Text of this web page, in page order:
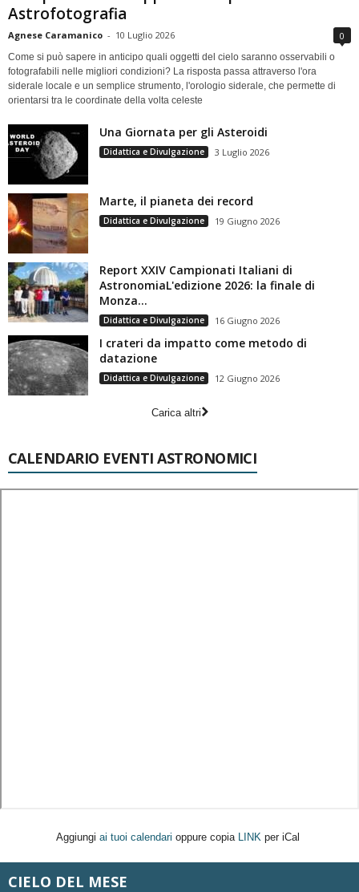
Astrofotografia
Agnese Caramanico - 10 Luglio 2026 0
Come si può sapere in anticipo quali oggetti del cielo saranno osservabili o
fotografabili nelle migliori condizioni? La risposta passa attraverso l'ora
siderale locale e un semplice strumento, l'orologio siderale, che permette di
orientarsi tra le coordinate della volta celeste
Una Giornata per gli Asteroidi
Didattica e Divulgazione 3 Luglio 2026
Marte, il pianeta dei record
Didattica e Divulgazione 19 Giugno 2026
Report XXIV Campionati Italiani di
AstronomiaL'edizione 2026: la finale di
Monza...
Didattica e Divulgazione 16 Giugno 2026
I crateri da impatto come metodo di
datazione
Didattica e Divulgazione 12 Giugno 2026
Carica altri
CALENDARIO EVENTI ASTRONOMICI
Aggiungi ai tuoi calendari oppure copia LINK per iCal
CIELO DEL MESE